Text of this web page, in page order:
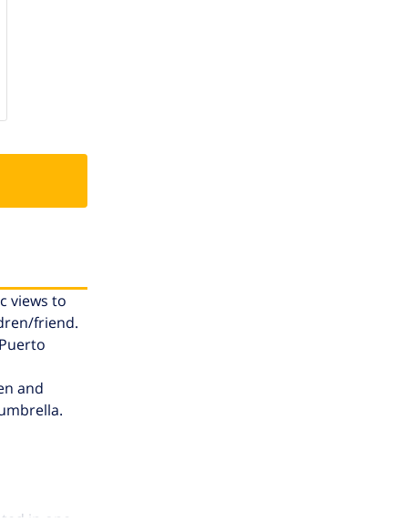
views to
friend.
and
in one